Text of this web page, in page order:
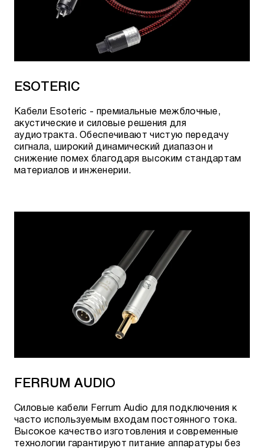
ESOTERIC
Кабели Esoteric - премиальные межблочные,
акустические и силовые решения для
аудиотракта. Обеспечивают чистую передачу
сигнала, широкий динамический диапазон и
снижение помех благодаря высоким стандартам
материалов и инженерии.
FERRUM AUDIO
Cиловые кабели Ferrum Audio для подключения к
часто используемым входам постоянного тока.
Высокое качество изготовления и современные
технологии гарантируют питание аппаратуры без